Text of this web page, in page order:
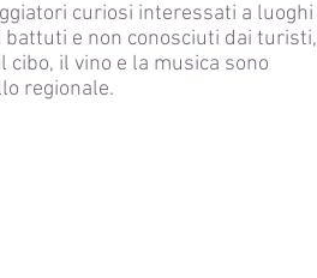
curiosi interessati a luoghi
e non conosciuti dai turisti,
cibo, il vino e la musica sono
regionale.